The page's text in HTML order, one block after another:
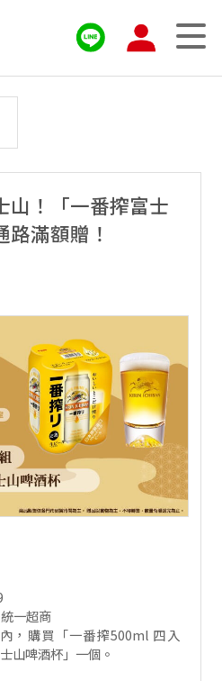
山！「一番搾富士
滿額贈！
一超商
，購買「一番搾500ml 四入
山啤酒杯」一個。